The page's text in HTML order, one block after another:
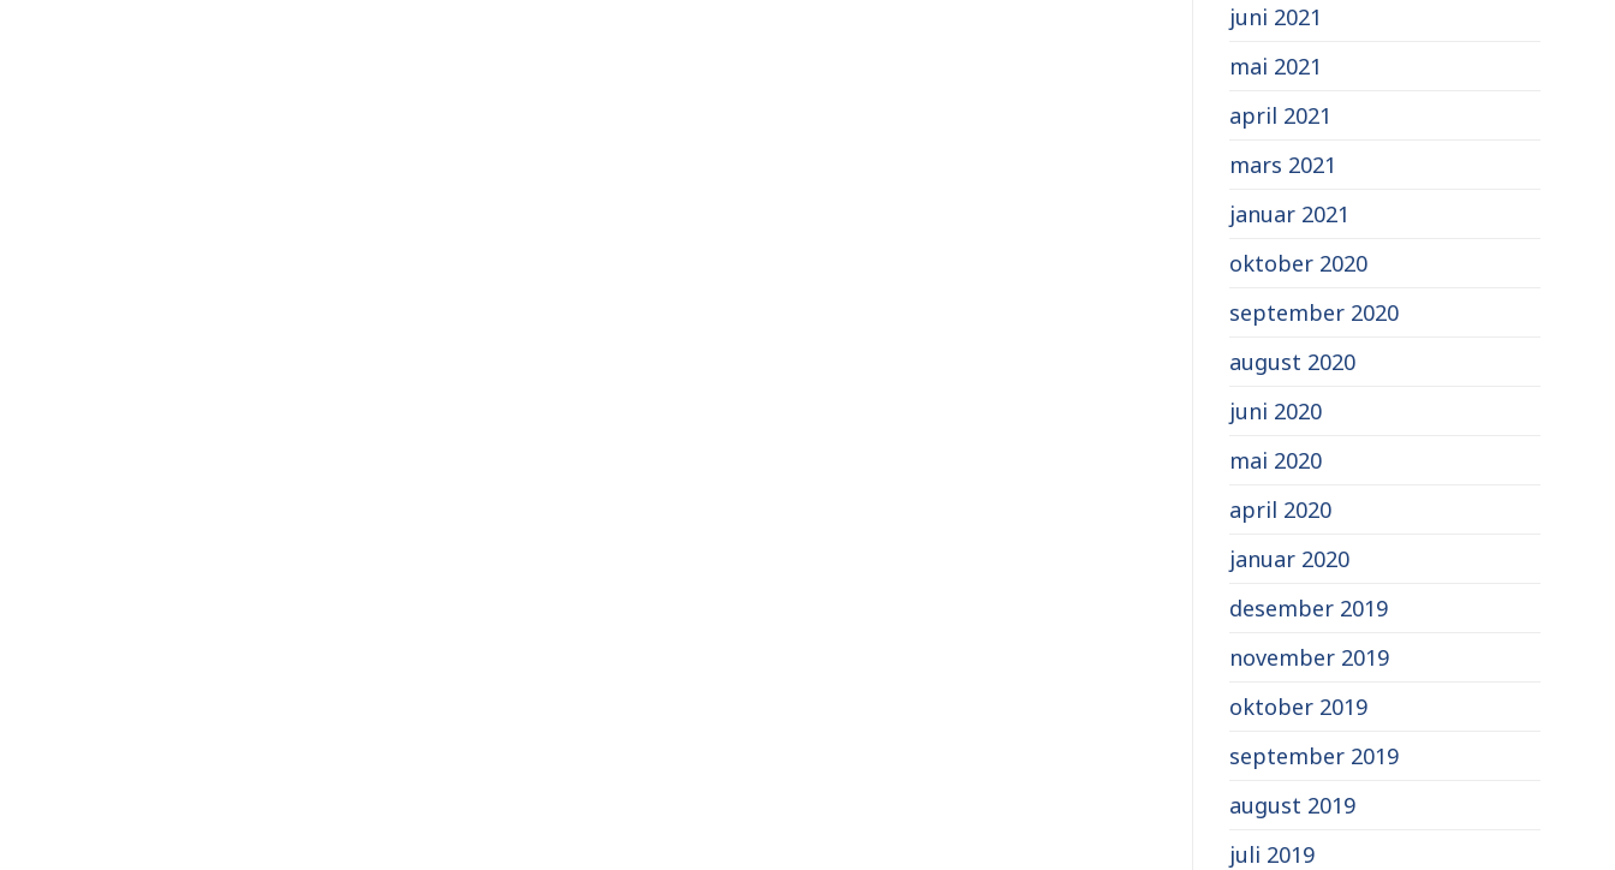
juni 2021
mai 2021
april 2021
mars 2021
januar 2021
oktober 2020
september 2020
august 2020
juni 2020
mai 2020
april 2020
januar 2020
desember 2019
november 2019
oktober 2019
september 2019
august 2019
juli 2019